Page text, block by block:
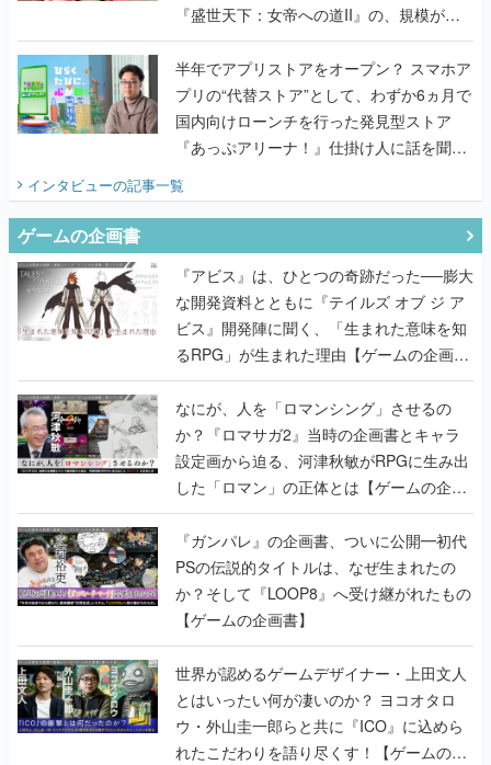
『盛世天下：女帝への道II』の、規模が違
うこだわりをプロデューサーに聞いた
半年でアプリストアをオープン？ スマホア
プリの“代替ストア”として、わずか6ヵ月で
国内向けローンチを行った発見型ストア
『あっぷアリーナ！』仕掛け人に話を聞い
インタビューの記事一覧
ゲームの企画書
『アビス』は、ひとつの奇跡だった──膨大
な開発資料とともに『テイルズ オブ ジ ア
ビス』開発陣に聞く、「生まれた意味を知
るRPG」が生まれた理由【ゲームの企画
書】
なにが、人を「ロマンシング」させるの
か？『ロマサガ2』当時の企画書とキャラ
設定画から迫る、河津秋敏がRPGに生み出
した「ロマン」の正体とは【ゲームの企画
書】
『ガンパレ』の企画書、ついに公開━初代
PSの伝説的タイトルは、なぜ生まれたの
か？そして『LOOP8』へ受け継がれたもの
【ゲームの企画書】
世界が認めるゲームデザイナー・上田文人
とはいったい何が凄いのか？ ヨコオタロ
ウ・外山圭一郎らと共に『ICO』に込めら
れたこだわりを語り尽くす！【ゲームの企